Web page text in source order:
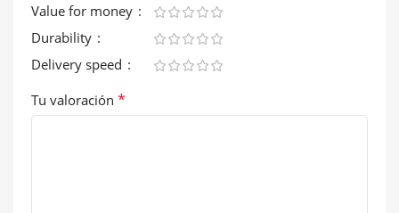
Value for money
Durability
Delivery speed
Tu valoración *